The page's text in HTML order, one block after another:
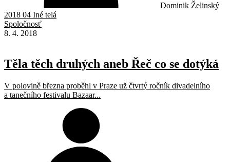
Dominik Želinský
2018 04 Iné telá
Spoločnosť
8. 4. 2018
Těla těch druhých aneb Řeč co se dotýká
V polovině března proběhl v Praze už čtvrtý ročník divadelního
a tanečního festivalu Bazaar...